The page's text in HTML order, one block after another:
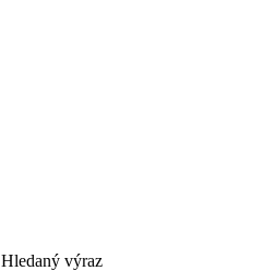
Hledaný výraz